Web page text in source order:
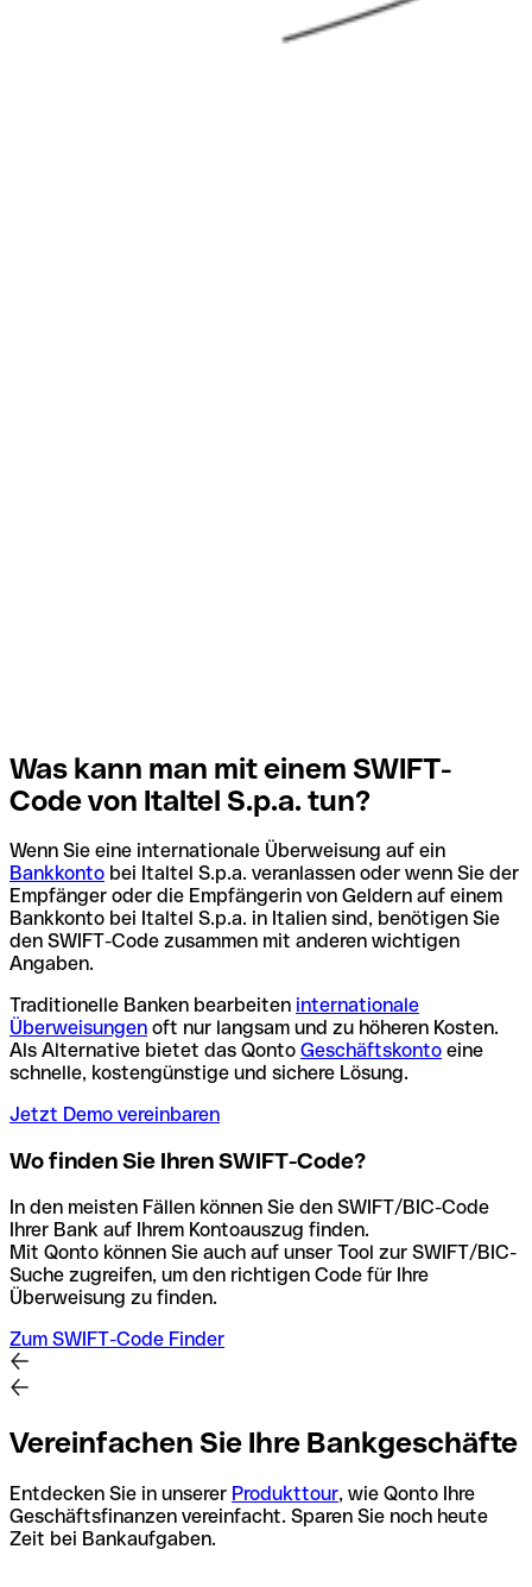
Was kann man mit einem SWIFT-
Code von Italtel S.p.a. tun?
Wenn Sie eine internationale Überweisung auf ein
Bankkonto bei Italtel S.p.a. veranlassen oder wenn Sie der
Empfänger oder die Empfängerin von Geldern auf einem
Bankkonto bei Italtel S.p.a. in Italien sind, benötigen Sie
den SWIFT-Code zusammen mit anderen wichtigen
Angaben.
Traditionelle Banken bearbeiten internationale
Überweisungen oft nur langsam und zu höheren Kosten.
Als Alternative bietet das Qonto Geschäftskonto eine
schnelle, kostengünstige und sichere Lösung.
Jetzt Demo vereinbaren
Wo finden Sie Ihren SWIFT-Code?
In den meisten Fällen können Sie den SWIFT/BIC-Code
Ihrer Bank auf Ihrem Kontoauszug finden.
Mit Qonto können Sie auch auf unser Tool zur SWIFT/BIC-
Suche zugreifen, um den richtigen Code für Ihre
Überweisung zu finden.
Zum SWIFT-Code Finder
Vereinfachen Sie Ihre Bankgeschäfte
Entdecken Sie in unserer Produkttour, wie Qonto Ihre
Geschäftsfinanzen vereinfacht. Sparen Sie noch heute
Zeit bei Bankaufgaben.